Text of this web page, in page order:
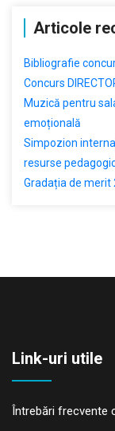
Articole
Bibliografie
Concurs
Muzică pentru
emoțională
Simpozion
resurse
Gradația de merit
Link-uri utile
Întrebări frecvente